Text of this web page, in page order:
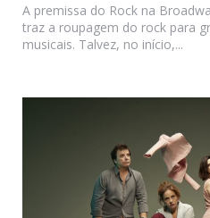
A premissa do Rock na
traz a roupagem do rock para
musicais. Talvez, no início,...